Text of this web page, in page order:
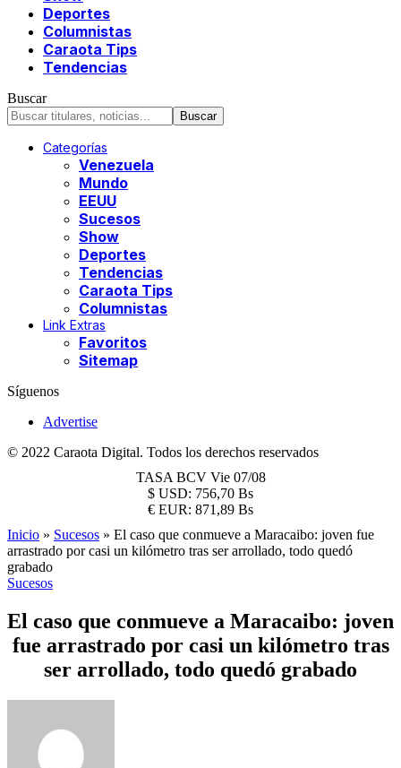
Deportes
Columnistas
Caraota Tips
Tendencias
Buscar
Categorías
Venezuela
Mundo
EEUU
Sucesos
Show
Deportes
Tendencias
Caraota Tips
Columnistas
Link Extras
Favoritos
Sitemap
Síguenos
Advertise
© 2022 Caraota Digital. Todos los derechos reservados
TASA BCV Vie 07/08
$ USD: 756,70 Bs
€ EUR: 871,89 Bs
Inicio » Sucesos » El caso que conmueve a Maracaibo: joven fue
arrastrado por casi un kilómetro tras ser arrollado, todo quedó
grabado
Sucesos
El caso que conmueve a Maracaibo: joven
fue arrastrado por casi un kilómetro tras
ser arrollado, todo quedó grabado